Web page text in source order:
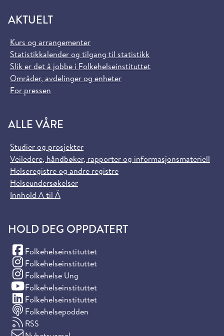
AKTUELT
Kurs og arrangementer
Statistikkalender og tilgang til statistikk
Slik er det å jobbe i Folkehelseinstituttet
Områder, avdelinger og enheter
For pressen
ALLE VÅRE
Studier og prosjekter
Veiledere, håndbøker, rapporter og informasjonsmateriell
Helseregistre og andre registre
Helseundersøkelser
Innhold A til Å
HOLD DEG OPPDATERT
Folkehelseinstituttet
(Facebook)
Folkehelseinstituttet
(Instagram)
Folkehelse Ung
(Instagram)
Folkehelseinstituttet
(YouTube)
Folkehelseinstituttet
(LinkedIn)
Folkehelsepodden
RSS